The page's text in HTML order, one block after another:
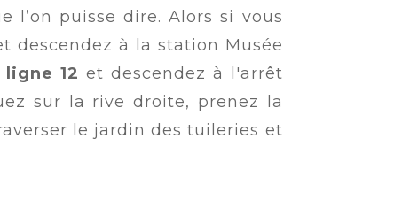
l’on puisse dire. Alors si vous
descendez à la station Musée
ligne 12 et descendez à l'arrêt
sur la rive droite, prenez la
le jardin des tuileries et